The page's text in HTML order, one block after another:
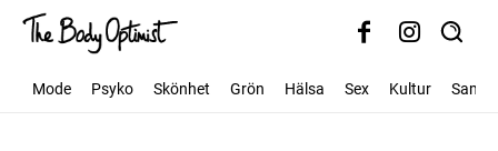
Mode Psyko Skönhet Grön Hälsa Sex Kultur